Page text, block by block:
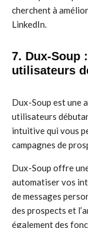
cherchent à
LinkedIn.
7. Dux-Soup
utilisateurs
Dux-Soup est une
utilisateurs
intuitive qui vous
campagnes de
Dux-Soup offre
automatiser vos
de messages
des prospects et
également des